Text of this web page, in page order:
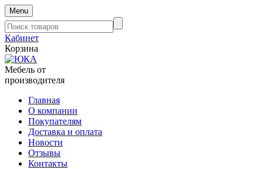
Menu
Кабинет
Корзина
Мебель от
производителя
Главная
О компании
Покупателям
Доставка и оплата
Новости
Отзывы
Контакты